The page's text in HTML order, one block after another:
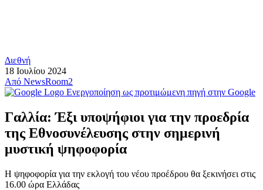
Διεθνή
18 Ιουλίου 2024
Από NewsRoom2
Ενεργοποίηση ως προτιμώμενη πηγή στην Google
Γαλλία: Έξι υποψήφιοι για την προεδρία
της Εθνοσυνέλευσης στην σημερινή
μυστική ψηφοφορία
Η ψηφοφορία για την εκλογή του νέου προέδρου θα ξεκινήσει στις
16.00 ώρα Ελλάδας